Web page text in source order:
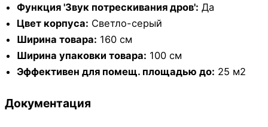
Функция 'Звук потрескивания дров': Да
Цвет корпуса: Cветло-серый
Ширина товара: 160 см
Ширина упаковки товара: 100 см
Эффективен для помещ. площадью до: 25 м2
Документация